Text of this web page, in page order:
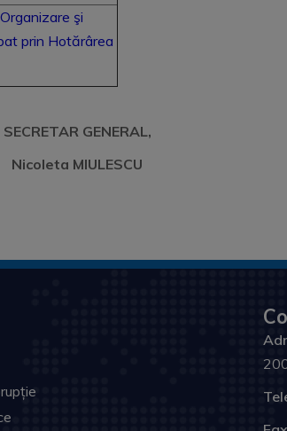
şi
prin Hotărârea
SECRETAR GENERAL,
Nicoleta MIULESCU